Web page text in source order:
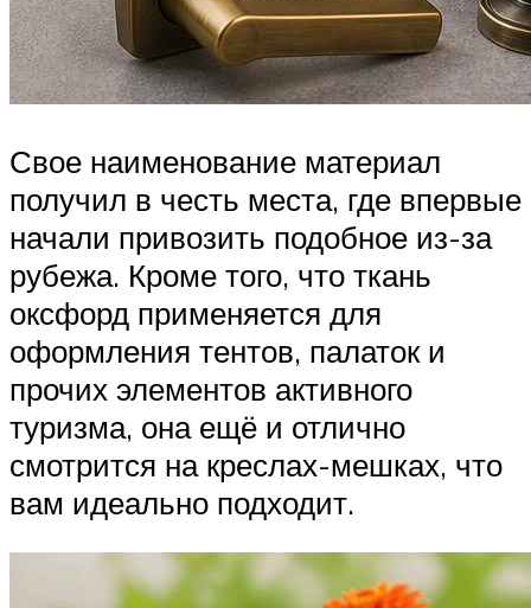
Свое наименование материал
получил в честь места, где впервые
начали привозить подобное из-за
рубежа. Кроме того, что ткань
оксфорд применяется для
оформления тентов, палаток и
прочих элементов активного
туризма, она ещё и отлично
смотрится на креслах-мешках, что
вам идеально подходит.